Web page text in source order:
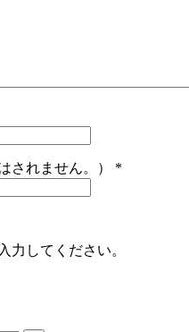
されません。） *
力してください。